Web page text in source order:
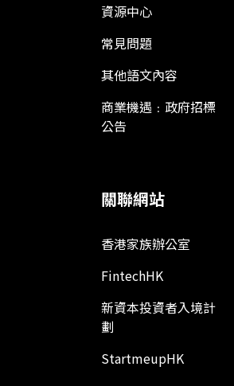
資源中心
常見問題
其他語文內容
商業機遇﹕政府招標
公告
關聯網站
香港家族辦公室
FintechHK
新資本投資者入境計
劃
StartmeupHK